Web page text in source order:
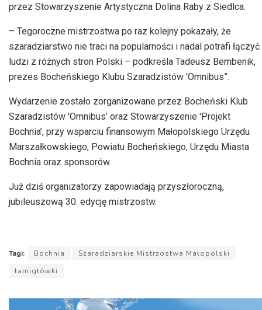
przez Stowarzyszenie Artystyczna Dolina Raby z Siedlca.
– Tegoroczne mistrzostwa po raz kolejny pokazały, że
szaradziarstwo nie traci na popularności i nadal potrafi łączyć
ludzi z różnych stron Polski – podkreśla Tadeusz Bembenik,
prezes Bocheńskiego Klubu Szaradzistów 'Omnibus”.
Wydarzenie zostało zorganizowane przez Bocheński Klub
Szaradzistów 'Omnibus’ oraz Stowarzyszenie 'Projekt
Bochnia’, przy wsparciu finansowym Małopolskiego Urzędu
Marszałkowskiego, Powiatu Bocheńskiego, Urzędu Miasta
Bochnia oraz sponsorów.
Już dziś organizatorzy zapowiadają przyszłoroczną,
jubileuszową 30. edycję mistrzostw.
Tagi: Bochnia
Szaradziarskie Mistrzostwa Małopolski
łamigłówki